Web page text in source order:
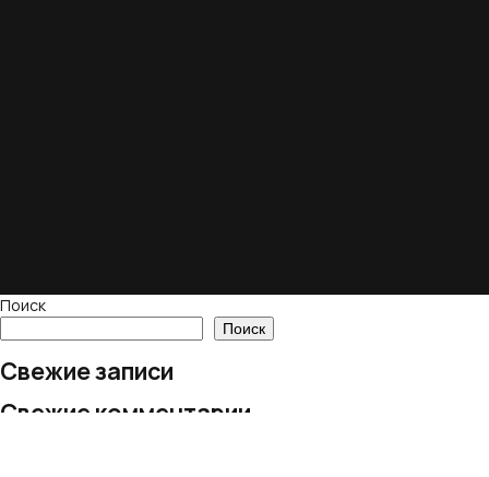
Поиск
Поиск
Свежие записи
Свежие комментарии